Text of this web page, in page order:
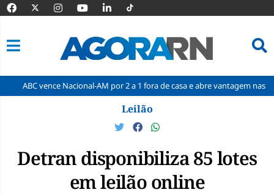
Nacional-AM por 2 a 1 fora de casa e abre vantagem nas quartas
Leilão
Detran disponibiliza 85 lotes
em leilão online